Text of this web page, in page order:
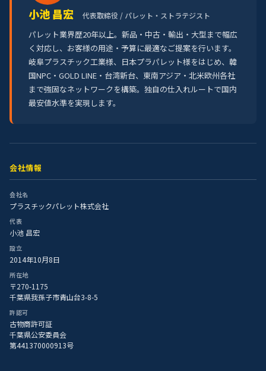
小池 昌宏 代表取締役 / パレット・ストラテジスト
パレット業界歴20年以上。新品・中古・輸出・大型まで幅広
く対応し、お客様の用途・予算に最適なご提案を行います。
岐阜プラスチック工業様、日本プラパレット様をはじめ、韓
国NPC・GOLD LINE・台湾新台、東南アジア・北米欧州各社
まで強固なネットワークを構築。独自の仕入れルートで国内
最安値水準を実現します。
会社情報
会社名
プラスチックパレット株式会社
代表
小池 昌宏
設立
2014年10月8日
所在地
〒270-1175
千葉県我孫子市青山台3-8-5
許認可
古物商許可証
千葉県公安委員会
第441370000913号